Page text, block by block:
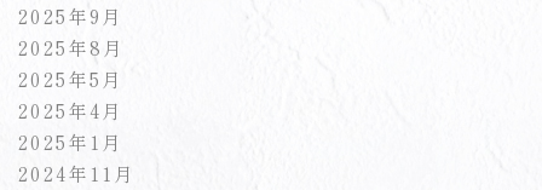
2025年9月
2025年8月
2025年5月
2025年4月
2025年1月
2024年11月